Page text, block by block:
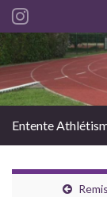
Entente